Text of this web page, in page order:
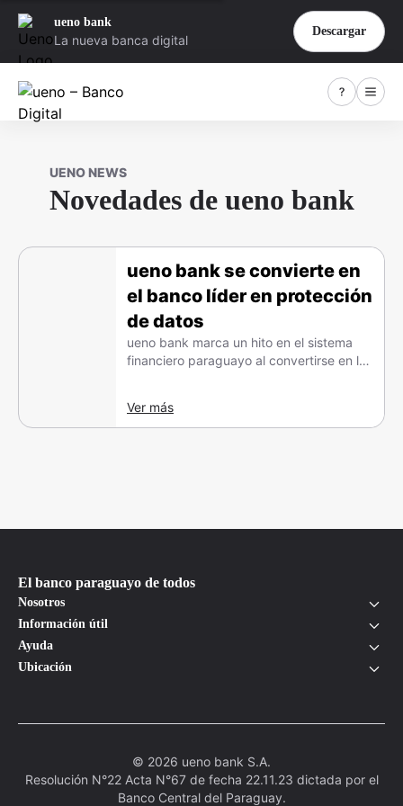
ueno bank
La nueva banca digital
Descargar
UENO NEWS
Novedades de ueno bank
ueno bank se convierte en
el banco líder en protección
de datos
ueno bank marca un hito en el sistema
financiero paraguayo al convertirse en la
Ver más
El banco paraguayo de todos
Nosotros
Información útil
Ayuda
Ubicación
© 2026 ueno bank S.A.
Resolución N°22 Acta N°67 de fecha 22.11.23 dictada por el
Banco Central del Paraguay.